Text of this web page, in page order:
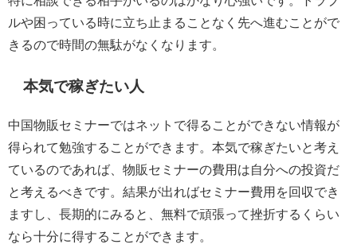
ルや困っている時に立ち止まることなく先へ進むことがで
きるので時間の無駄がなくなります。
本気で稼ぎたい人
中国物販セミナーではネットで得ることができない情報が
得られて勉強することができます。本気で稼ぎたいと考え
ているのであれば、物販セミナーの費用は自分への投資だ
と考えるべきです。結果が出ればセミナー費用を回収でき
ますし、長期的にみると、無料で頑張って挫折するくらい
なら十分に得することができます。